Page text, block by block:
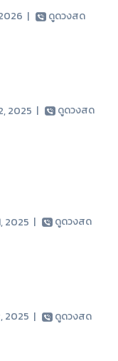
| ดูดวงสด
2025 | ดูดวงสด
2025 | ดูดวงสด
2025 | ดูดวงสด